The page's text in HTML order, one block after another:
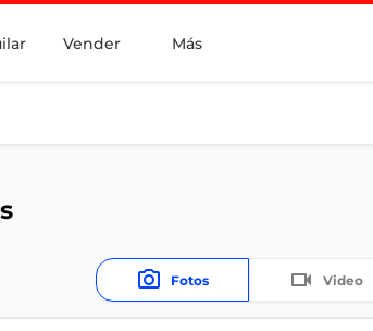
Vender Más
Fotos Video